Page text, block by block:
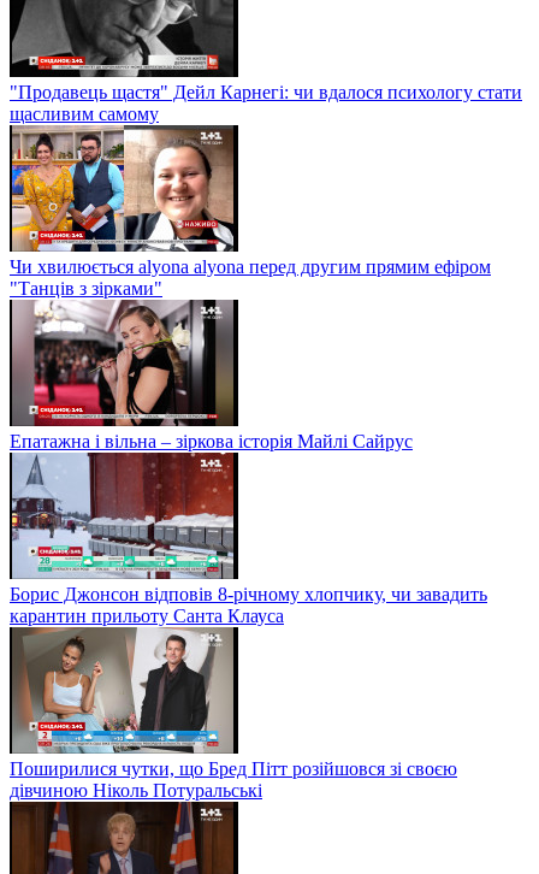
"Продавець щастя" Дейл Карнегі: чи вдалося психологу стати
щасливим самому
Чи хвилюється alyona alyona перед другим прямим ефіром
"Танців з зірками"
Епатажна і вільна – зіркова історія Майлі Сайрус
Борис Джонсон відповів 8-річному хлопчику, чи завадить
карантин прильоту Санта Клауса
Поширилися чутки, що Бред Пітт розійшовся зі своєю
дівчиною Ніколь Потуральські